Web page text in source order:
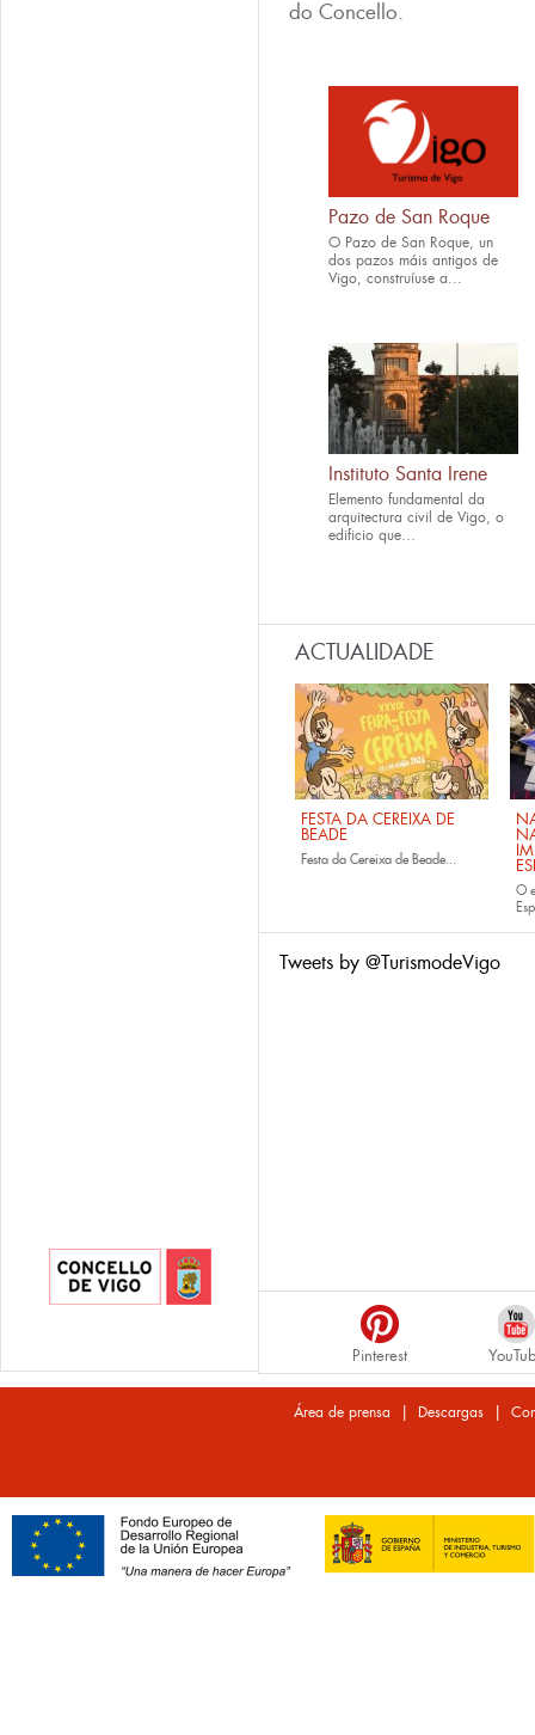
do Concello.
Pazo de San Roque
O Pazo de San Roque, un
dos pazos máis antigos de
Vigo, construíuse a...
Instituto Santa Irene
Elemento fundamental da
arquitectura civil de Vigo, o
edificio que...
ACTUALIDADE
FESTA DA CEREIXA DE
BEADE
Festa da Cereixa de Beade...
O
Tweets by @TurismodeVigo
Pinterest
Área de prensa | Descargas |